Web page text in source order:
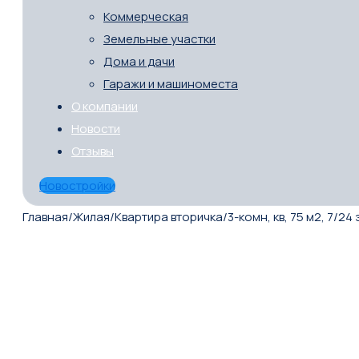
Коммерческая
Земельные участки
Дома и дачи
Гаражи и машиноместа
О компании
Новости
Отзывы
Новостройки
Главная/Жилая/Квартира вторичка/3-комн, кв, 75 м2, 7/24